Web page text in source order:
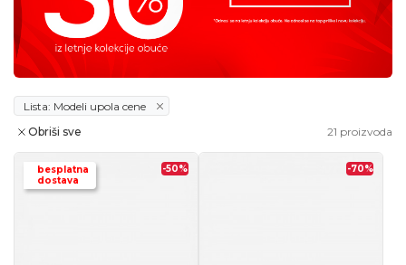
Lista: Modeli upola cene
21 proizvoda
Obriši sve
besplatna
dostava
-50% -70%